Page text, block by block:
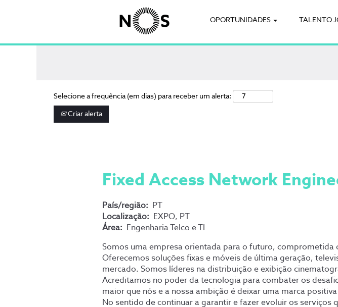
OPORTUNIDADES TALENTO
Pesquisa por palavra-chave Pesquisa por local
Selecione a frequência (em dias) para receber um alerta:
Criar alerta
Fixed Access Network
País/região:
PT
Localização:
EXPO, PT
Área:
Engenharia Telco e TI
Somos uma empresa orientada para o futuro, comprometida
Oferecemos soluções fixas e móveis de última geração,
mercado. Somos líderes na distribuição e exibição
Acreditamos no poder da tecnologia para combater os
maior que nós e a nossa ambição é deixar uma marca
No sentido de continuar a garantir e fazer evoluir os serviços